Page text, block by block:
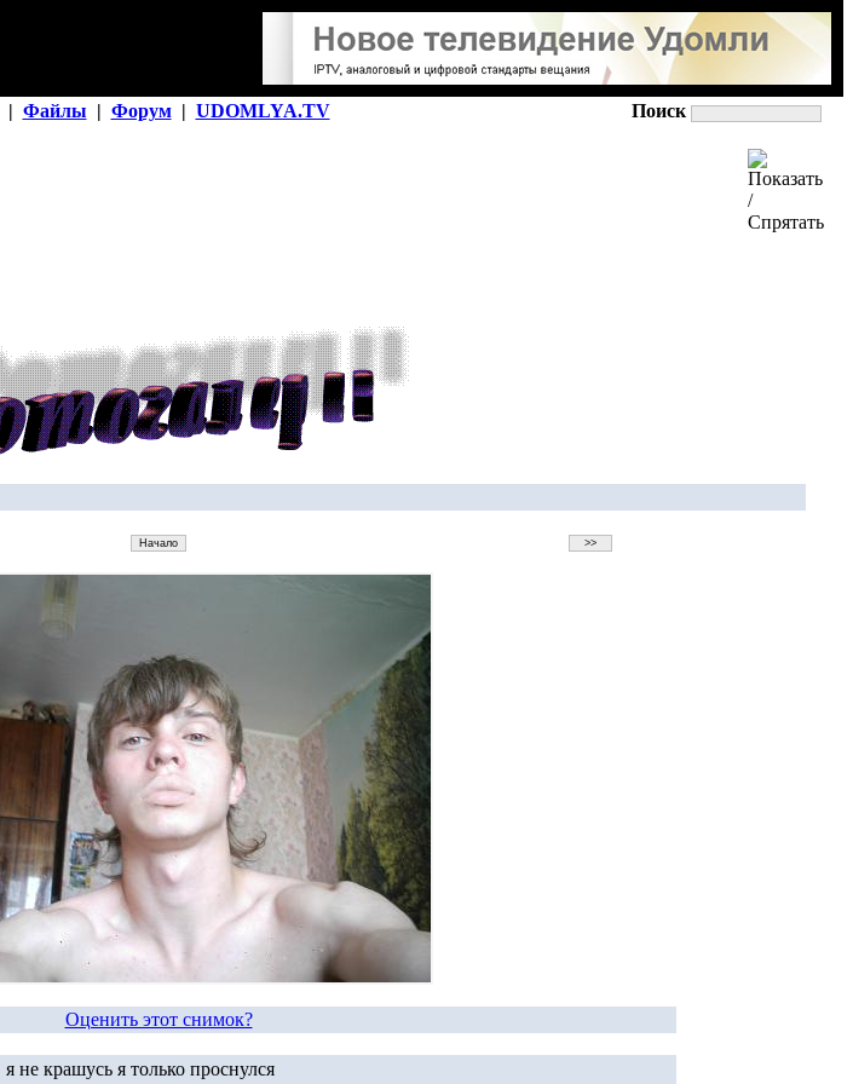
| Файлы | Форум | UDOMLYA.TV Поиск
Оценить этот снимок?
я не крашусь я только проснулся